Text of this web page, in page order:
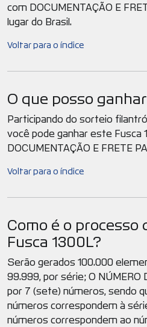
com DOCUMENTAÇÃO E
lugar do Brasil.
Voltar para o índice
O que posso
Participando do sorteio
você pode ganhar este Fusca
DOCUMENTAÇÃO E FRETE
Voltar para o índice
Como é o processo
Fusca 1300L?
Serão gerados 100.000
99.999, por série; O
por 7 (sete) números, sendo
números correspondem à
números correspondem ao